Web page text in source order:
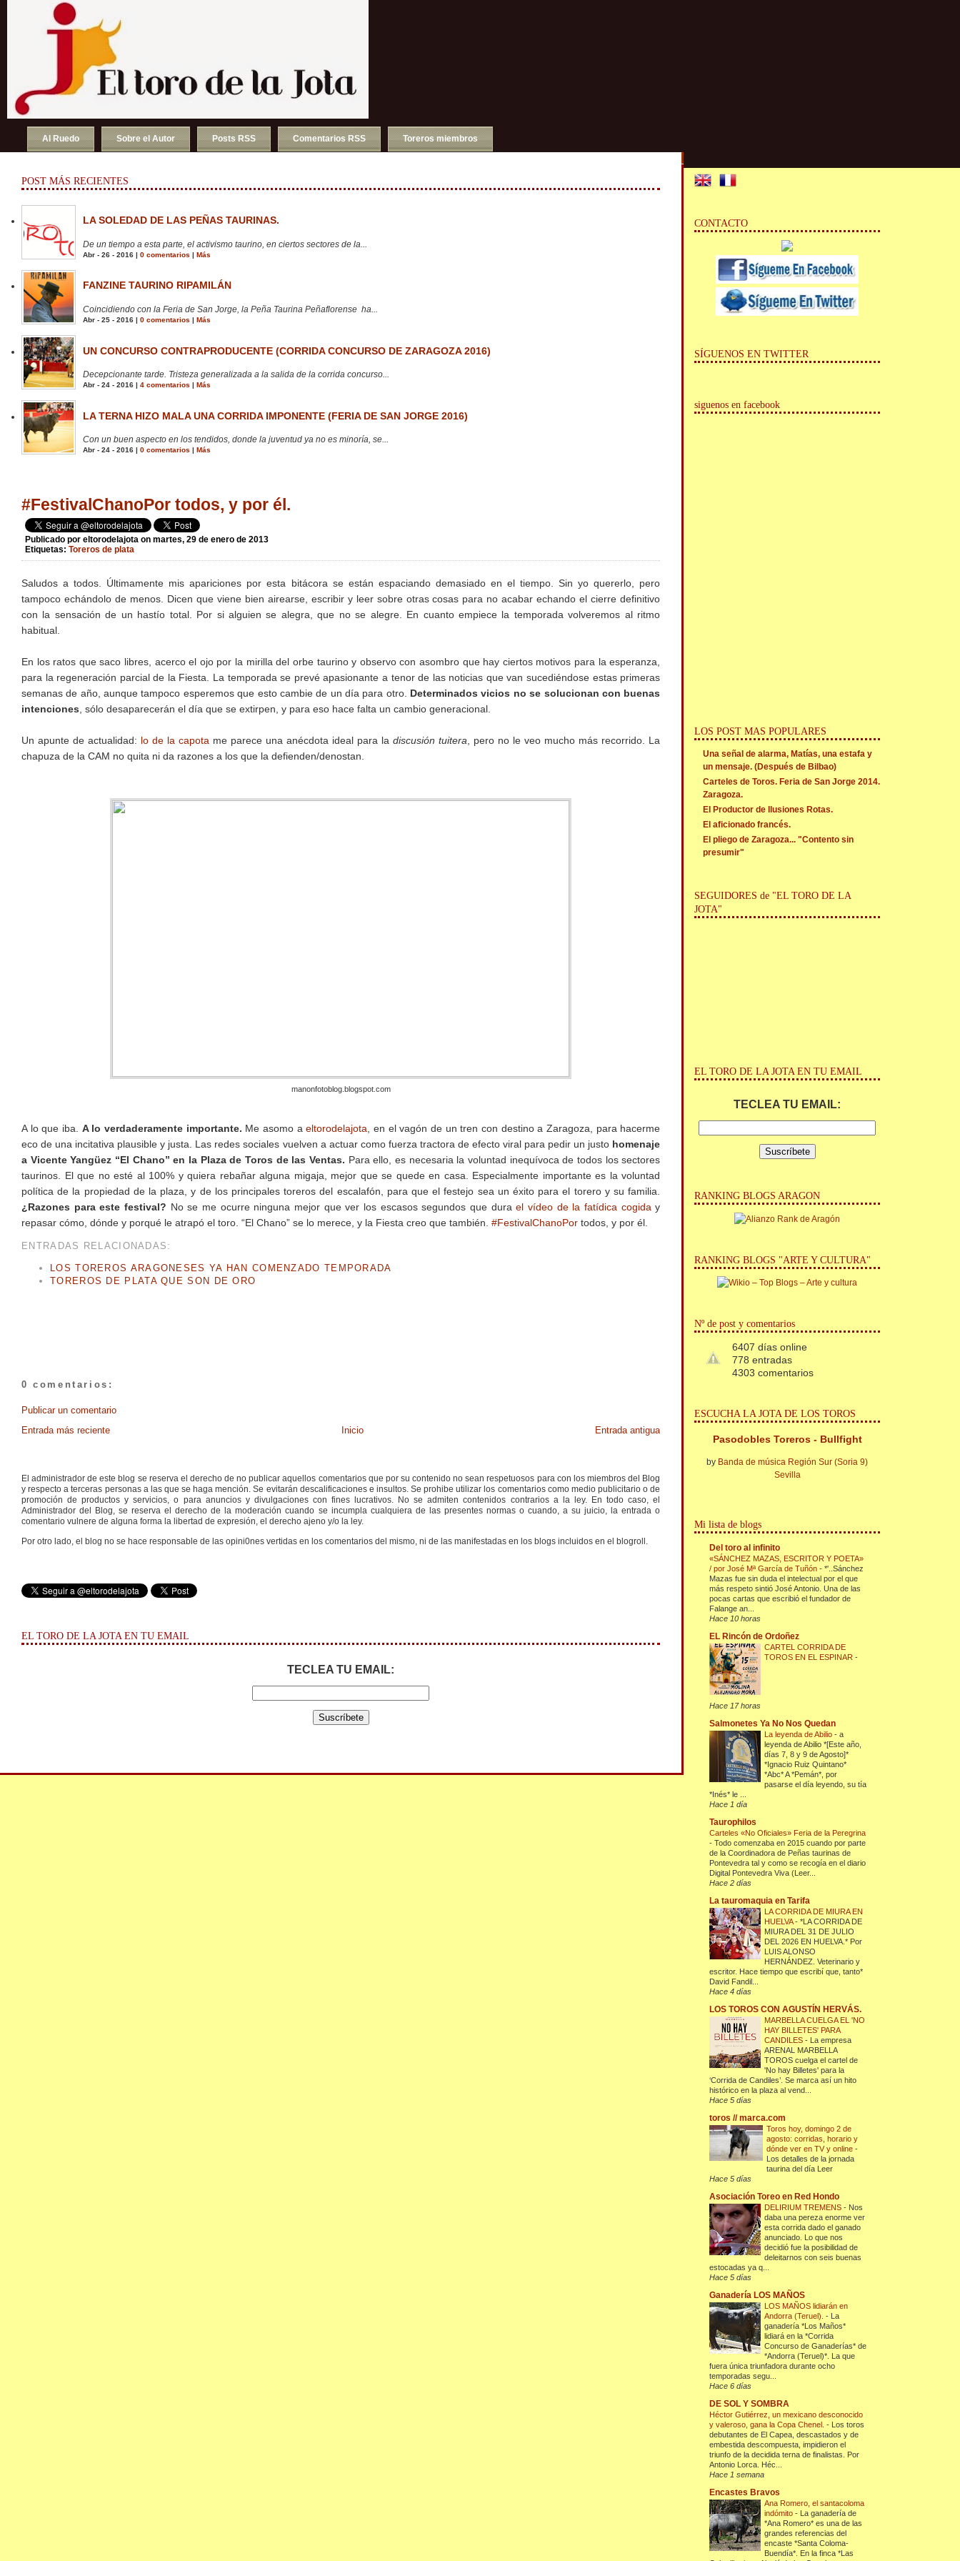
Al Ruedo Sobre el Autor Posts RSS Comentarios RSS Toreros miembros
POST MÁS RECIENTES
LA SOLEDAD DE LAS PEÑAS TAURINAS.
De un tiempo a esta parte, el activismo taurino, en ciertos sectores de la...
Abr - 26 - 2016 | 0 comentarios | Más
FANZINE TAURINO RIPAMILÁN
Coincidiendo con la Feria de San Jorge, la Peña Taurina Peñaflorense ha...
Abr - 25 - 2016 | 0 comentarios | Más
UN CONCURSO CONTRAPRODUCENTE (CORRIDA CONCURSO DE ZARAGOZA 2016)
Decepcionante tarde. Tristeza generalizada a la salida de la corrida concurso...
Abr - 24 - 2016 | 4 comentarios | Más
LA TERNA HIZO MALA UNA CORRIDA IMPONENTE (FERIA DE SAN JORGE 2016)
Con un buen aspecto en los tendidos, donde la juventud ya no es minoría, se...
Abr - 24 - 2016 | 0 comentarios Más
#FestivalChanoPor todos, y por él.
Publicado por eltorodelajota on martes, 29 de enero de 2013
Etiquetas: Toreros de plata
Saludos a todos. Últimamente mis apariciones por esta bitácora se están espaciando demasiado en el tiempo. Sin yo quererlo, pero
tampoco echándolo de menos. Dicen que viene bien airearse, escribir y leer sobre otras cosas para no acabar echando el cierre definitivo
con la sensación de un hastío total. Por si alguien se alegra, que no se alegre. En cuanto empiece la temporada volveremos al ritmo
habitual.
En los ratos que saco libres, acerco el ojo por la mirilla del orbe taurino y observo con asombro que hay ciertos motivos para la esperanza,
para la regeneración parcial de la Fiesta. La temporada se prevé apasionante a tenor de las noticias que van sucediéndose estas primeras
semanas de año, aunque tampoco esperemos que esto cambie de un día para otro. Determinados vicios no se solucionan con buenas
intenciones , sólo desaparecerán el día que se extirpen, y para eso hace falta un cambio generacional.
Un apunte de actualidad: lo de la capota me parece una anécdota ideal para ladiscusión tuitera , pero no le veo mucho más recorrido. La
chapuza de la CAM no quita ni da razones a los que la defienden/denostan.
manonfotoblog.blogspot.com
A lo que iba. A lo verdaderamente importante. Me asomo aeltorodelajota , en el vagón de un tren con destino a Zaragoza, para hacerme
eco de una incitativa plausible y justa. Las redes sociales vuelven a actuar como fuerza tractora de efecto viral para pedir un justo homenaje
a Vicente Yangüez “El Chano” en la Plaza de Toros de las Ventas. Para ello, es necesaria la voluntad inequívoca de todos los sectores
taurinos. El que no esté al 100% y quiera rebañar alguna migaja, mejor que se quede en casa. Especialmente importante es la voluntad
política de la propiedad de la plaza, y de los principales toreros del escalafón, para que el festejo sea un éxito para el torero y su familia.
¿Razones para este festival? No se me ocurre ninguna mejor que ver los escasos segundos que durael vídeo de la fatídica cogida y
repasar cómo, dónde y porqué le atrapó el toro. “El Chano” se lo merece, y la Fiesta creo que también. #FestivalChanoPor todos, y por él.
ENTRADAS RELACIONADAS:
LOS TOREROS ARAGONESES YA HAN COMENZADO TEMPORADA
TOREROS DE PLATA QUE SON DE ORO
0 comentarios:
Publicar un comentario
Entrada más reciente
Entrada antigua
Inicio
El administrador de este blog se reserva el derecho de no publicar aquellos comentarios que por su contenido no sean respetuosos para con los miembros del Blog
y respecto a terceras personas a las que se haga mención. Se evitarán descalificaciones e insultos. Se prohibe utilizar los comentarios como medio publicitario o de
promoción de productos y servicios, o para anuncios y divulgaciones con fines lucrativos. No se admiten contenidos contrarios a la ley. En todo caso, el
Administrador del Blog, se reserva el derecho de la moderación cuando se incumpla cualquiera de las presentes normas o cuando, a su juicio, la entrada o
comentario vulnere de alguna forma la libertad de expresión, el derecho ajeno y/o la ley.
Por otro lado, el blog no se hace responsable de las opini0nes vertidas en los comentarios del mismo, ni de las manifestadas en los blogs incluidos en el blogroll.
EL TORO DE LA JOTA EN TU EMAIL
TECLEA TU EMAIL:
CONTACTO
SÍGUENOS EN TWITTER
siguenos en facebook
LOS POST MAS POPULARES
Una señal de alarma, Matías, una estafa y
un mensaje. (Después de Bilbao)
Carteles de Toros. Feria de San Jorge 2014.
Zaragoza.
El Productor de Ilusiones Rotas.
El aficionado francés.
El pliego de Zaragoza... "Contento sin
presumir"
SEGUIDORES de "EL TORO DE LA
JOTA"
EL TORO DE LA JOTA EN TU EMAIL
TECLEA TU EMAIL:
RANKING BLOGS ARAGON
RANKING BLOGS "ARTE Y CULTURA"
Nº de post y comentarios
6407 días online
778 entradas
4303 comentarios
ESCUCHA LA JOTA DE LOS TOROS
Pasodobles Toreros - Bullfight
by Banda de música Región Sur (Soria 9)
Sevilla
Mi lista de blogs
Del toro al infinito
«SÁNCHEZ MAZAS, ESCRITOR Y POETA»
/ por José Mª García de Tuñón-*'..Sánchez
Mazas fue sin duda el intelectual por el que
más respeto sintió José Antonio. Una de las
pocas cartas que escribió el fundador de
Falange an...
Hace 10 horas
EL Rincón de Ordoñez
CARTEL CORRIDA DE
TOROS EN EL ESPINAR-
Hace 17 horas
Salmonetes Ya No Nos Quedan
La leyenda de Abilio-a
leyenda de Abilio *[Este año,
días 7, 8 y 9 de Agosto]*
*Ignacio Ruiz Quintano*
*Abc* A *Pemán*, por
pasarse el día leyendo, su tía
*Inés* le ...
Hace 1 día
Taurophilos
Carteles «No Oficiales» Feria de la Peregrina
-Todo comenzaba en 2015 cuando por parte
de la Coordinadora de Peñas taurinas de
Pontevedra tal y como se recogía en el diario
Digital Pontevedra Viva (Leer...
Hace 2 días
La tauromaquia en Tarifa
LA CORRIDA DE MIURA EN
HUELVA-*LA CORRIDA DE
MIURA DEL 31 DE JULIO
DEL 2026 EN HUELVA.* Por
LUIS ALONSO
HERNÁNDEZ. Veterinario y
escritor. Hace tiempo que escribí que, tanto*
David Fandil...
Hace 4 días
LOS TOROS CON AGUSTÍN HERVÁS.
MARBELLA CUELGA EL 'NO
HAY BILLETES' PARA
CANDILES- La empresa
ARENAL MARBELLA
TOROS cuelga el cartel de
'No hay Billetes' para la
‘Corrida de Candiles’. Se marca así un hito
histórico en la plaza al vend...
Hace 5 días
toros // marca.com
Toros hoy, domingo 2 de
agosto: corridas, horario y
dónde ver en TV y online-
Los detalles de la jornada
taurina del día Leer
Hace 5 días
Asociación Toreo en Red Hondo
DELIRIUM TREMENS- Nos
daba una pereza enorme ver
esta corrida dado el ganado
anunciado. Lo que nos
decidió fue la posibilidad de
deleitarnos con seis buenas
estocadas ya q...
Hace 5 días
Ganadería LOS MAÑOS
LOS MAÑOS lidiarán en
Andorra (Teruel).- La
ganadería *Los Maños*
lidiará en la *Corrida
Concurso de Ganaderías* de
*Andorra (Teruel)*. La que
fuera única triunfadora durante ocho
temporadas segu...
Hace 6 días
DE SOL Y SOMBRA
Héctor Gutiérrez, un mexicano desconocido
y valeroso, gana la Copa Chenel.- Los toros
debutantes de El Capea, descastados y de
embestida descompuesta, impidieron el
triunfo de la decidida terna de finalistas. Por
Antonio Lorca. Héc...
Hace 1 semana
Encastes Bravos
Ana Romero, el santacoloma
indómito- La ganadería de
*Ana Romero* es una de las
grandes referencias del
encaste *Santa Coloma-
Buendía*. En la finca *Las